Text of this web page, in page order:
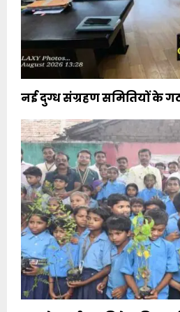
नई दुग्ध संग्रहण समितियों के